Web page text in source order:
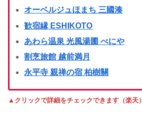
オーベルジュほまち 三國湊
歓宿縁 ESHIKOTO
あわら温泉 光風湯圃 べにや
割烹旅館 越前満月
永平寺 親禅の宿 柏樹關
▲クリックで詳細をチェックできます（楽天）